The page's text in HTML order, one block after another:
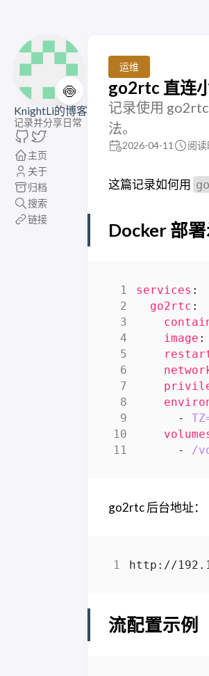
🍥
KnightLi的博客
记录并分享日常
主页
关于
归档
搜索
链接
运维
go2rtc 直连
记录使用
法。
2026-04-11 阅
这篇记录如何用
Docker 部署
services :
go2rtc :
image :
-
-
/
go2rtc 后台地址：
流配置示例